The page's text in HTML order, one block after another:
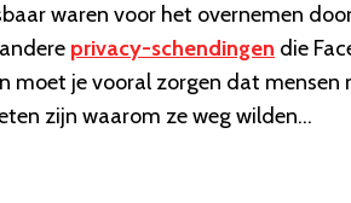
waren voor het overnemen
privacy-schendingen die
moet je vooral zorgen dat mensen
zijn waarom ze weg wilden...